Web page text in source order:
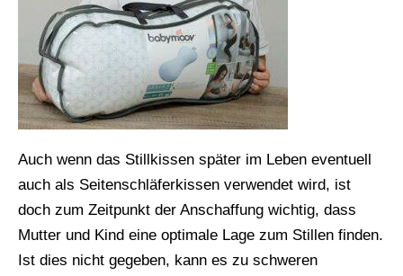
Auch wenn das Stillkissen später im Leben eventuell
auch als Seitenschläferkissen verwendet wird, ist
doch zum Zeitpunkt der Anschaffung wichtig, dass
Mutter und Kind eine optimale Lage zum Stillen finden.
Ist dies nicht gegeben, kann es zu schweren